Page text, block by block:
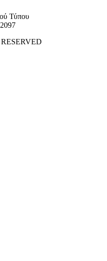
Τύπου